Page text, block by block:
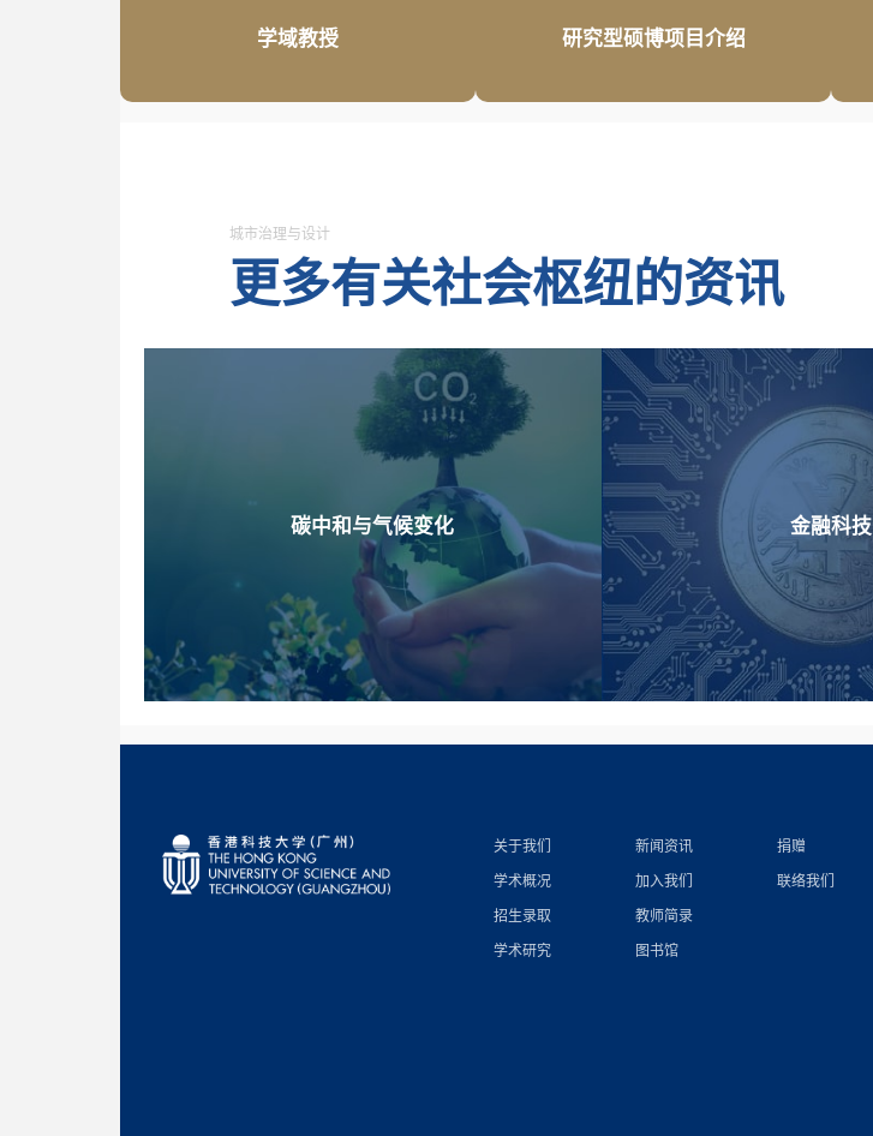
学域教授 研究型硕博项目介绍
城市治理与设计
更多有关社会枢纽的资讯
碳中和与气候变化 金融科技
关于我们
学术概况
招生录取
学术研究
新闻资讯
加入我们
教师简录
图书馆
捐赠
联络我们